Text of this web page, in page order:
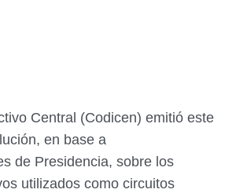
Central (Codicen) emitió este
en base a
de Presidencia, sobre los
utilizados como circuitos